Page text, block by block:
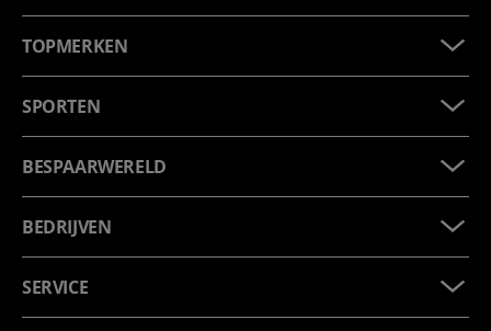
TOPMERKEN
SPORTEN
BESPAARWERELD
BEDRIJVEN
SERVICE